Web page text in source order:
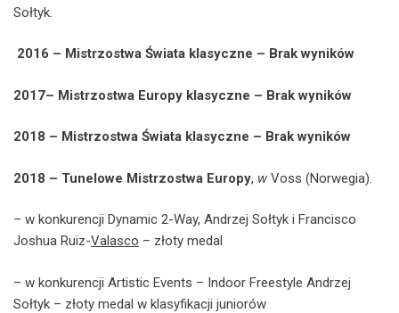
Sołtyk.
2016 – Mistrzostwa Świata klasyczne – Brak wyników
2017– Mistrzostwa Europy klasyczne – Brak wyników
2018 – Mistrzostwa Świata klasyczne – Brak wyników
2018 – Tunelowe Mistrzostwa Europy, w Voss (Norwegia).
– w konkurencji Dynamic 2-Way, Andrzej Sołtyk i Francisco
Joshua Ruiz-Valasco – złoty medal
– w konkurencji Artistic Events – Indoor Freestyle Andrzej
Sołtyk – złoty medal w klasyfikacji juniorów